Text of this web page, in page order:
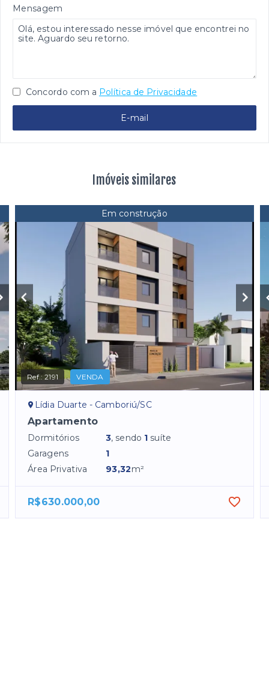
Mensagem
Concordo com a Política de Privacidade
E-mail
Imóveis similares
Em construção
Ref.:2191 VENDA
Lídia Duarte - Camboriú/SC
Apartamento
Dormitórios 3, sendo 1 suíte
Garagens
1
Área Privativa
93,32m²
R$630.000,00